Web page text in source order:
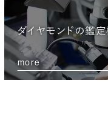
ダイヤモンドの鑑
more